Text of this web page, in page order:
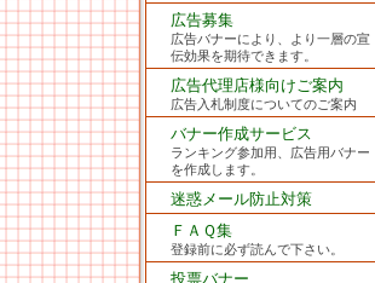
広告募集
広告バナーにより、より一層の宣
伝効果を期待できます。
広告代理店様向けご案内
広告入札制度についてのご案内
バナー作成サービス
ランキング参加用、広告用バナー
を作成します。
迷惑メール防止対策
ＦＡＱ集
登録前に必ず読んで下さい。
投票バナー